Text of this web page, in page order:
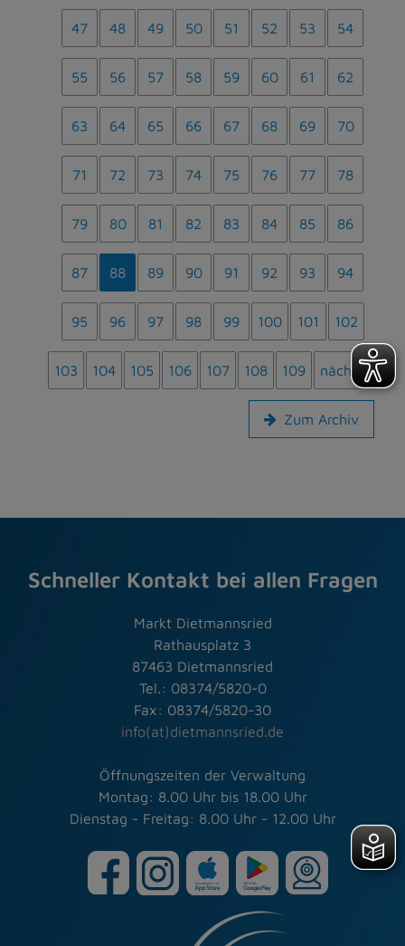
47 48 49 50 51 52 53 54
55 56 57 58 59 60 61 62
63 64 65 66 67 68 69 70
71 72 73 74 75 76 77 78
79 80 81 82 83 84 85 86
87 88 89 90 91 92 93 94
95 96 97 98 99 100 101 102
103 104 105 106 107 108 109 nächste
Zum Archiv
Schneller Kontakt bei allen Fragen
Markt Dietmannsried
Rathausplatz 3
87463 Dietmannsried
Tel.: 08374/5820-0
Fax: 08374/5820-30
info(at)dietmannsried.de
Öffnungszeiten der Verwaltung
Montag: 8.00 Uhr bis 18.00 Uhr
Dienstag - Freitag: 8.00 Uhr - 12.00 Uhr